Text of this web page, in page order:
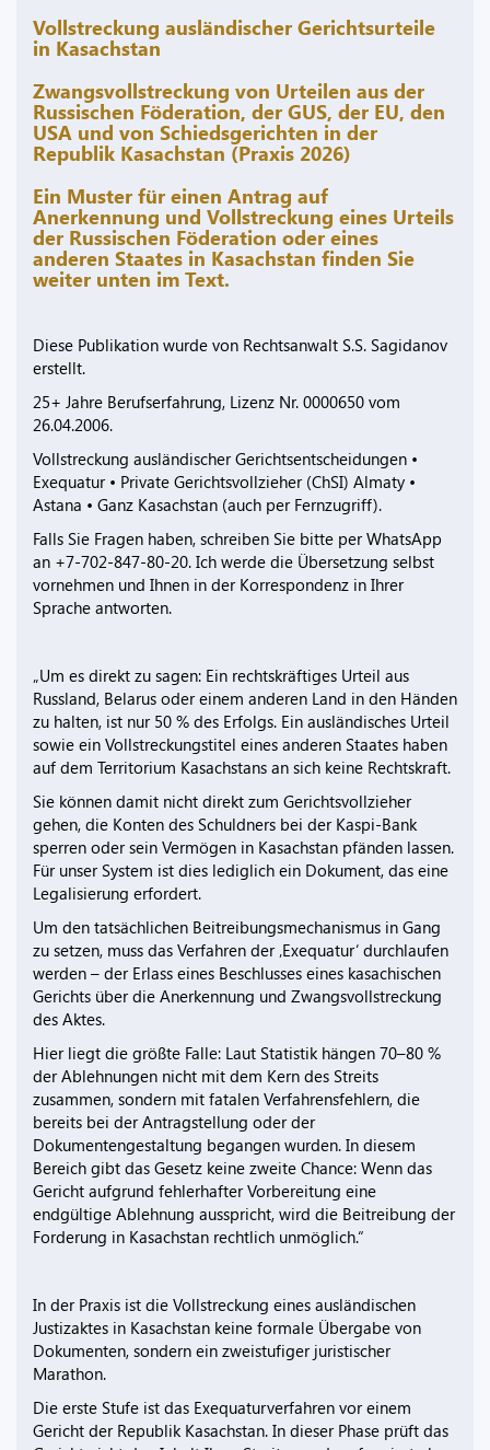
Vollstreckung ausländischer Gerichtsurteile
in Kasachstan
Zwangsvollstreckung von Urteilen aus der
Russischen Föderation, der GUS, der EU, den
USA und von Schiedsgerichten in der
Republik Kasachstan (Praxis 2026)
Ein Muster für einen Antrag auf
Anerkennung und Vollstreckung eines Urteils
der Russischen Föderation oder eines
anderen Staates in Kasachstan finden Sie
weiter unten im Text.
Diese Publikation wurde von Rechtsanwalt S.S. Sagidanov
erstellt.
25+ Jahre Berufserfahrung, Lizenz Nr. 0000650 vom
26.04.2006.
Vollstreckung ausländischer Gerichtsentscheidungen •
Exequatur • Private Gerichtsvollzieher (ChSI) Almaty •
Astana • Ganz Kasachstan (auch per Fernzugriff).
Falls Sie Fragen haben, schreiben Sie bitte per WhatsApp
an +7-702-847-80-20. Ich werde die Übersetzung selbst
vornehmen und Ihnen in der Korrespondenz in Ihrer
Sprache antworten.
„Um es direkt zu sagen: Ein rechtskräftiges Urteil aus
Russland, Belarus oder einem anderen Land in den Händen
zu halten, ist nur 50 % des Erfolgs. Ein ausländisches Urteil
sowie ein Vollstreckungstitel eines anderen Staates haben
auf dem Territorium Kasachstans an sich keine Rechtskraft.
Sie können damit nicht direkt zum Gerichtsvollzieher
gehen, die Konten des Schuldners bei der Kaspi-Bank
sperren oder sein Vermögen in Kasachstan pfänden lassen.
Für unser System ist dies lediglich ein Dokument, das eine
Legalisierung erfordert.
Um den tatsächlichen Beitreibungsmechanismus in Gang
zu setzen, muss das Verfahren der ‚Exequatur‘ durchlaufen
werden – der Erlass eines Beschlusses eines kasachischen
Gerichts über die Anerkennung und Zwangsvollstreckung
des Aktes.
Hier liegt die größte Falle: Laut Statistik hängen 70–80 %
der Ablehnungen nicht mit dem Kern des Streits
zusammen, sondern mit fatalen Verfahrensfehlern, die
bereits bei der Antragstellung oder der
Dokumentengestaltung begangen wurden. In diesem
Bereich gibt das Gesetz keine zweite Chance: Wenn das
Gericht aufgrund fehlerhafter Vorbereitung eine
endgültige Ablehnung ausspricht, wird die Beitreibung der
Forderung in Kasachstan rechtlich unmöglich.“
In der Praxis ist die Vollstreckung eines ausländischen
Justizaktes in Kasachstan keine formale Übergabe von
Dokumenten, sondern ein zweistufiger juristischer
Marathon.
Die erste Stufe ist das Exequaturverfahren vor einem
Gericht der Republik Kasachstan. In dieser Phase prüft das